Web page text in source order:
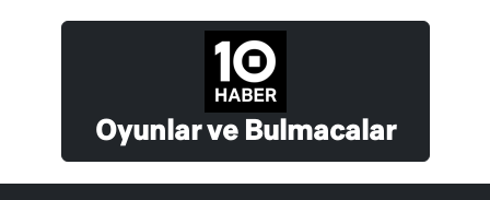
Oyunlar ve Bulmacalar